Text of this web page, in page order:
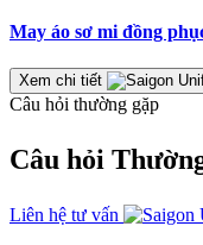
May áo sơ mi đồng
Xem chi tiết
Câu hỏi thường gặp
Câu hỏi
Liên hệ tư vấn